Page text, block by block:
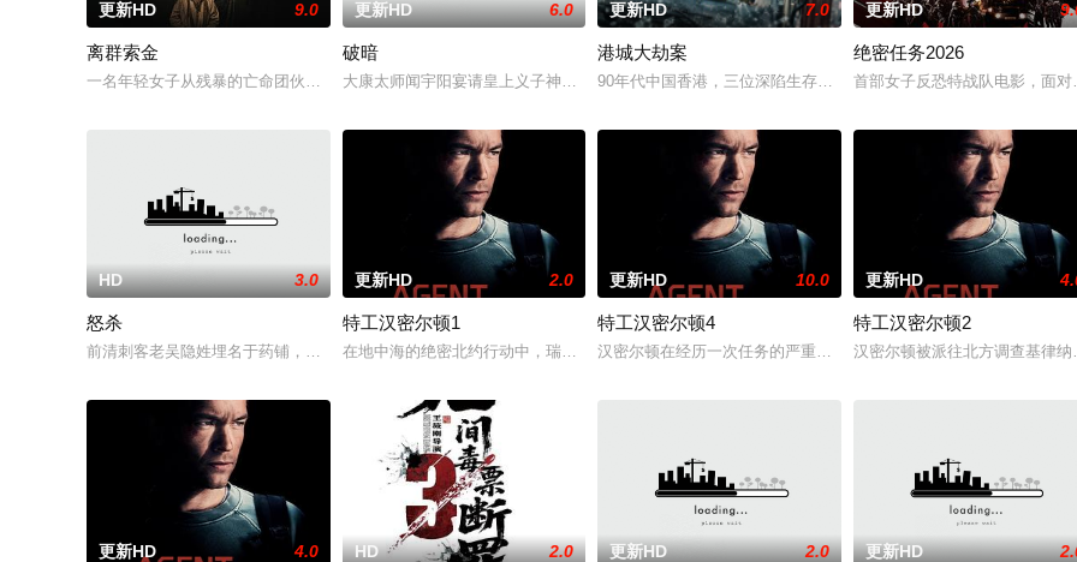
更新HD 9.0
离群索金
一名年轻女子从残暴的亡命团伙手中劫走了一批黄金，一路逃到边境荒原深处的偏远哨站暂避。歹徒很快循着踪迹追来，迅速
更新HD 6.0
破暗
大康太师闻宇阳宴请皇上义子神策府神威将军冷啸天，席间告知他一个消息，刚刚继任北疆镇海王的薛世明
更新HD 7.0
港城大劫案
90年代中国香港，三位深陷生存绝境的底层小人物，因一场劫案命运
更新HD
绝密任务2026
首部女子反恐特战队电影，面
HD 3.0
怒杀
前清刺客老吴隐姓埋名于药铺，却为守护单亲母女小茜和依依，被迫出手击杀黑帮一伙而暴露身份。幕后黑手向爷派杀手左轮
更新HD 2.0
特工汉密尔顿1
在地中海的绝密北约行动中，瑞典攻击潜水员遇害。汉密尔顿，受害者的老友，前往法国土伦军事基地展开
更新HD 10.0
特工汉密尔顿4
汉密尔顿在经历一次任务的严重后果后，陷入了自我毁灭的状态。
更新HD
特工汉密尔顿2
汉密尔顿被派往北方调查基律
更新HD 4.0 HD 2.0 更新HD 2.0 更新HD